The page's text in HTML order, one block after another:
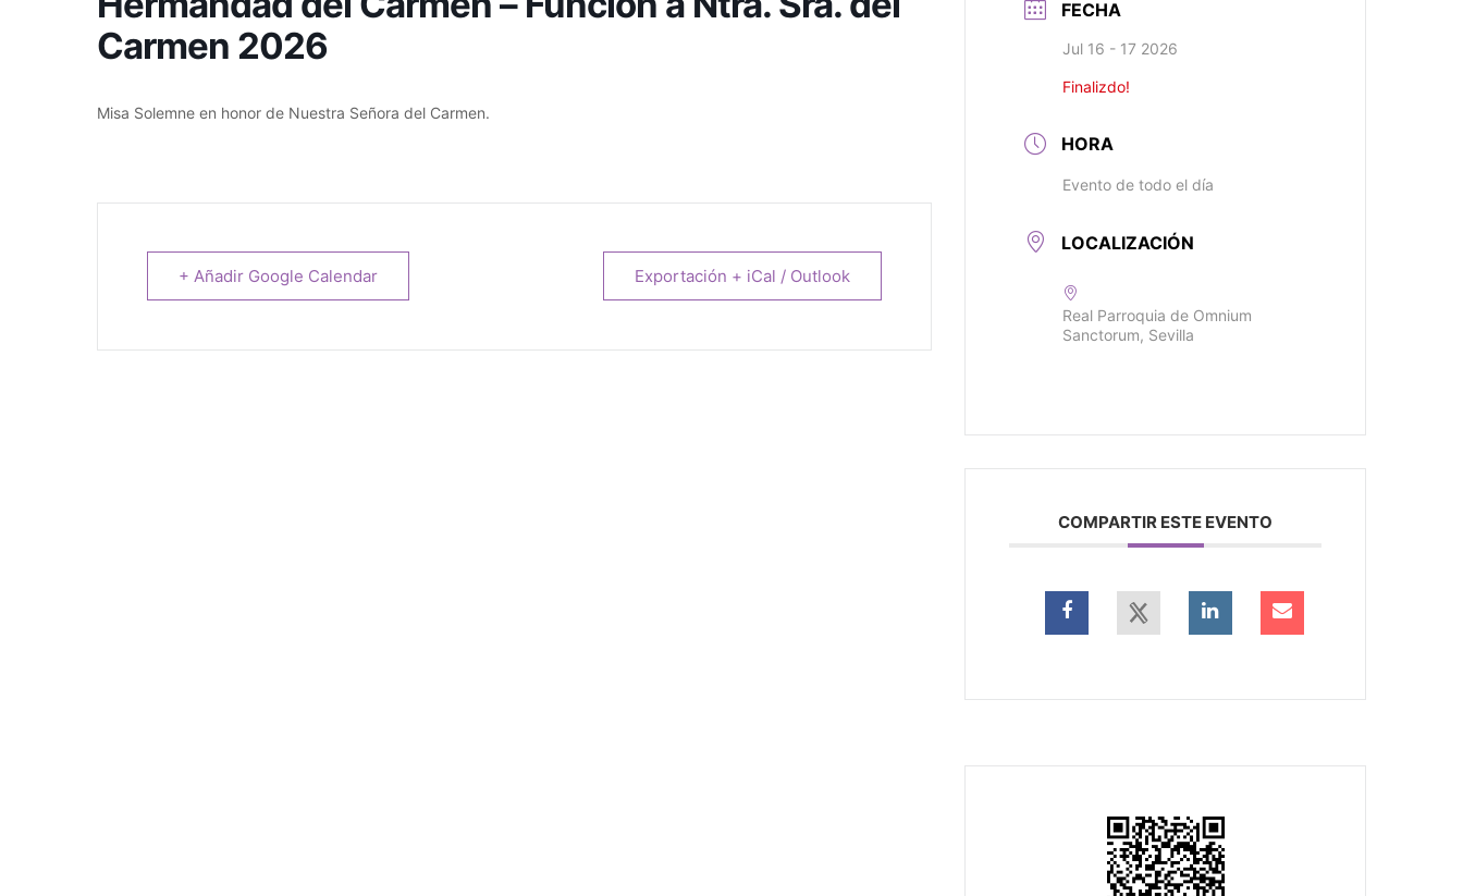
Carmen 2026
Misa Solemne en honor de Nuestra Señora del Carmen.
+ Añadir Google Calendar Exportación + iCal / Outlook
FECHA
Jul 16 - 17 2026
Finalizdo!
HORA
Evento de todo el día
LOCALIZACIÓN
Real Parroquia de Omnium
Sanctorum, Sevilla
COMPARTIR ESTE EVENTO